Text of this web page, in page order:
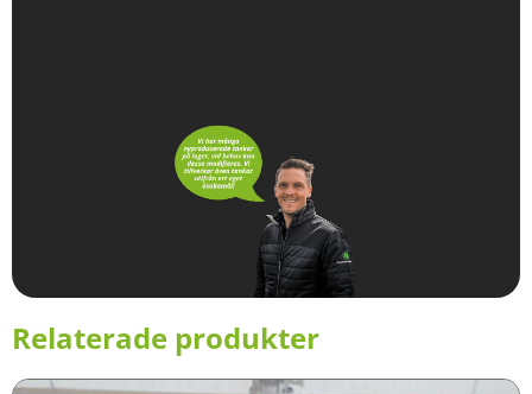
Relaterade produkter